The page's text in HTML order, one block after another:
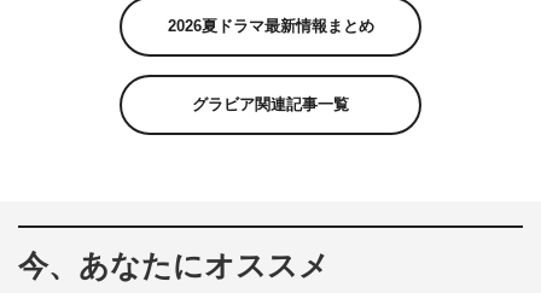
2026夏ドラマ最新情報まとめ
グラビア関連記事一覧
今、あなたにオススメ